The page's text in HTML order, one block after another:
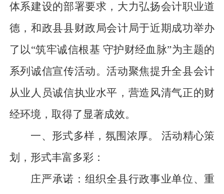
体系建设的部署要求，大力弘扬会计职业道
德，和政县县财政局会计局于近期成功举办
了以“筑牢诚信根基 守护财经血脉”为主题的
系列诚信宣传活动。活动聚焦提升全县会计
从业人员诚信执业水平，营造风清气正的财
经环境，取得了显著成效。
一、形式多样，氛围浓厚。
活动精心策
划，形式丰富多彩：
庄严承诺：组织全县行政事业单位、重